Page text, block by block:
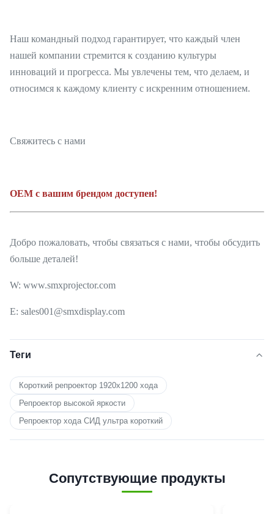
Наш командный подход гарантирует, что каждый член
нашей компании стремится к созданию культуры
инноваций и прогресса. Мы увлечены тем, что делаем, и
относимся к каждому клиенту с искренним отношением.
Свяжитесь с нами
OEM с вашим брендом доступен!
Добро пожаловать, чтобы связаться с нами, чтобы обсудить
больше деталей!
W: www.smxprojector.com
E: sales001@smxdisplay.com
Теги
Короткий репроектор 1920x1200 хода
Репроектор высокой яркости
Репроектор хода СИД ультра короткий
Сопутствующие продукты